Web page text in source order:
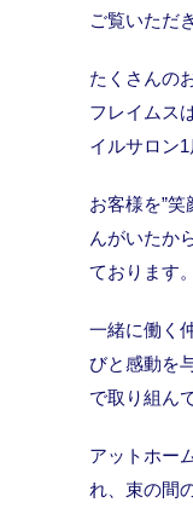
ご覧いただ
たくさんの
フレイムス
イルサロン1
お客様を”笑
んがいたか
ております。
一緒に働く
びと感動を
で取り組ん
アットホー
れ、束の間